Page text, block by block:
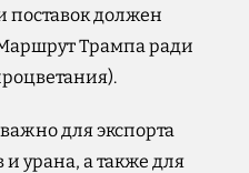
поставок должен
Трампа ради
для экспорта
урана, а также для